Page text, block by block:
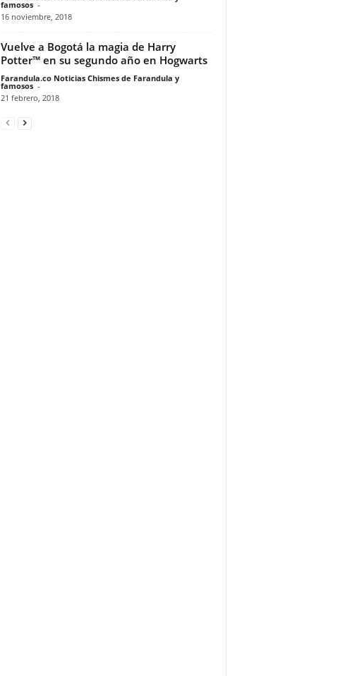
famosos -
16 noviembre, 2018
Vuelve a Bogotá la magia de Harry
Potter™ en su segundo año en Hogwarts
Farandula.co Noticias Chismes de Farandula y
famosos -
21 febrero, 2018